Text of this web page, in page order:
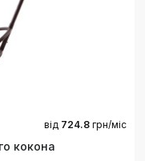
від 724.8 грн/міс
кокона